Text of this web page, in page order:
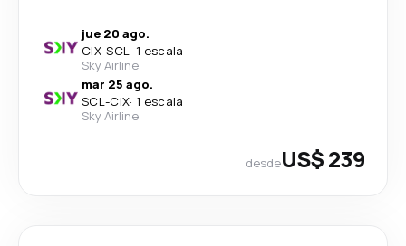
jue 20 ago.
CIX-SCL· 1 escala
Sky Airline
mar 25 ago.
SCL-CIX· 1 escala
Sky Airline
desdeUS$ 239